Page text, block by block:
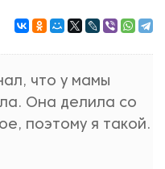
что у мамы
Она делила со
поэтому я такой.